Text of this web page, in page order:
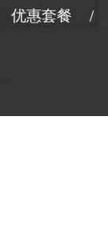
优惠套餐 /